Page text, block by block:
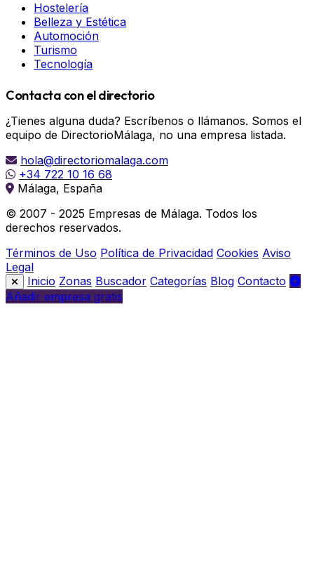
Hostelería
Belleza y Estética
Automoción
Turismo
Tecnología
Contacta con el directorio
¿Tienes alguna duda? Escríbenos o llámanos. Somos el
equipo de DirectorioMálaga, no una empresa listada.
hola@directoriomalaga.com
+34 722 10 16 68
Málaga, España
© 2007 - 2025 Empresas de Málaga. Todos los
derechos reservados.
Términos de Uso Política de Privacidad Cookies Aviso
Legal
Inicio Zonas Buscador Categorías Blog Contacto
Añadir empresa gratis